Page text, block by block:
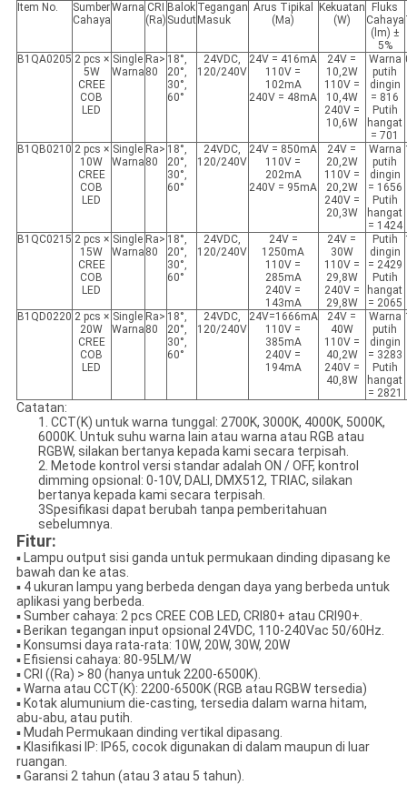
Item No.
Sumber
Cahaya
Warna CRI
(Ra)
Balok
Sudut
Tegangan
Masuk
Arus Tipikal
(Ma)
Kekuatan
(W)
Fluks
Cahaya
(lm) ±
5%
B1QA0205 2 pcs ×
5W
CREE
COB
LED
Single
Warna
Ra>
80
18°,
20°,
30°,
60°
24VDC,
120/240V
24V = 416mA
110V =
102mA
240V = 48mA
24V =
10,2W
110V =
10,4W
240V =
10,6W
Warna
putih
dingin
= 816
Putih
hangat
= 701
B1QB0210 2 pcs ×
10W
CREE
COB
LED
Single
Warna
Ra>
80
18°,
20°,
30°,
60°
24VDC,
120/240V
24V = 850mA
110V =
202mA
240V = 95mA
24V =
20,2W
110V =
20,2W
240V =
20,3W
Warna
putih
dingin
= 1656
Putih
hangat
= 1424
B1QC0215 2 pcs ×
15W
CREE
COB
LED
Single
Warna
Ra>
80
18°,
20°,
30°,
60°
24VDC,
120/240V
24V =
1250mA
110V =
285mA
240V =
143mA
24V =
30W
110V =
29,8W
240V =
29,8W
Putih
dingin
= 2429
Putih
hangat
= 2065
B1QD0220 2 pcs ×
20W
CREE
COB
LED
Single
Warna
Ra>
80
18°,
20°,
30°,
60°
24VDC,
120/240V
24V=1666mA
110V =
385mA
240V =
194mA
24V =
40W
110V =
40,2W
240V =
40,8W
Warna
putih
dingin
= 3283
Putih
hangat
= 2821
Catatan:
1. CCT(K) untuk warna tunggal: 2700K, 3000K, 4000K, 5000K,
6000K. Untuk suhu warna lain atau warna atau RGB atau
RGBW, silakan bertanya kepada kami secara terpisah.
2. Metode kontrol versi standar adalah ON / OFF, kontrol
dimming opsional: 0-10V, DALI, DMX512, TRIAC, silakan
bertanya kepada kami secara terpisah.
3Spesifikasi dapat berubah tanpa pemberitahuan
sebelumnya.
Fitur:
▪ Lampu output sisi ganda untuk permukaan dinding dipasang ke
bawah dan ke atas.
▪ 4 ukuran lampu yang berbeda dengan daya yang berbeda untuk
aplikasi yang berbeda.
▪ Sumber cahaya: 2 pcs CREE COB LED, CRI80+ atau CRI90+.
▪ Berikan tegangan input opsional 24VDC, 110-240Vac 50/60Hz.
▪ Konsumsi daya rata-rata: 10W, 20W, 30W, 20W
▪ Efisiensi cahaya: 80-95LM/W
▪ CRI ((Ra) > 80 (hanya untuk 2200-6500K).
▪ Warna atau CCT(K): 2200-6500K (RGB atau RGBW tersedia)
▪ Kotak alumunium die-casting, tersedia dalam warna hitam,
abu-abu, atau putih.
▪ Mudah Permukaan dinding vertikal dipasang.
▪ Klasifikasi IP: IP65, cocok digunakan di dalam maupun di luar
ruangan.
▪ Garansi 2 tahun (atau 3 atau 5 tahun).